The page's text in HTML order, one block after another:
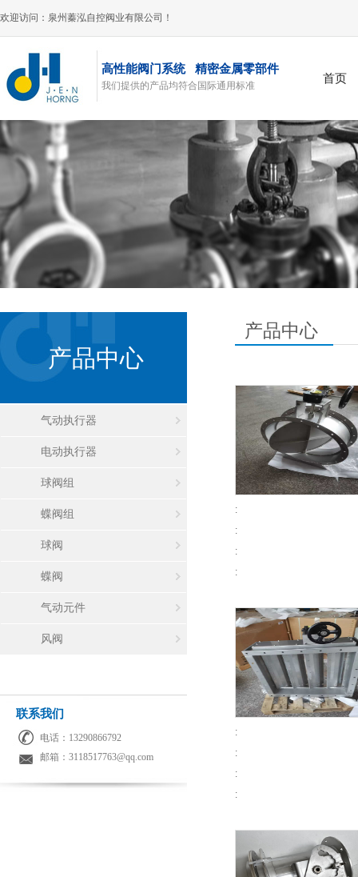
欢迎访问：泉州蓁泓自控阀业有限公司！
高性能阀门系统 精密金属零部件
我们提供的产品均符合国际通用标准
首页
风阀
产品中心
气动执行器
电动执行器
球阀组
蝶阀组
球阀
蝶阀
气动元件
风阀
联系我们
电话：13290866792
邮箱：3118517763@qq.com
产品中心
:
:
:
:
:
:
:
: